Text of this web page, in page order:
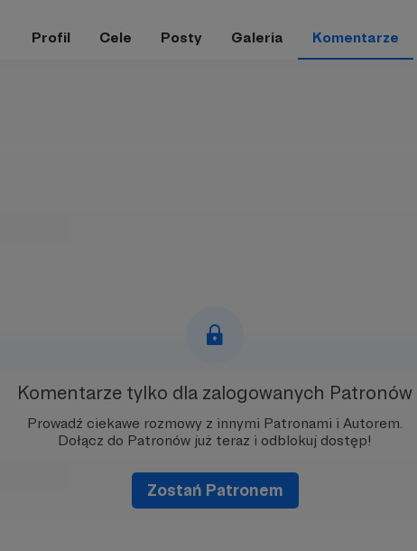
Profil Cele Posty Galeria Komentarze
Komentarze tylko dla zalogowanych Patronów
Prowadź ciekawe rozmowy z innymi Patronami i Autorem.
Dołącz do Patronów już teraz i odblokuj dostęp!
Zostań Patronem